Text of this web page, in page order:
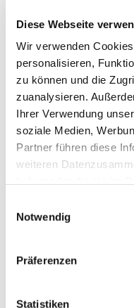
Diese Webseite
Wir verwenden
personalisieren,
zu können und die
zuanalysieren.
Ihrer Verwendung
soziale Medien,
Partner führen diese
weiteren
Impressum
Notwendig
Präferenzen
Statistiken
Hinweis an die
Inkl. 3er Weinprobe
kleinem Snackteller
Wir bitten um
Allergien/
berücksichtigt werden
Der Snackteller ist
auch eine
Sie dies bei der
Sprache: deutsch
Mit einer
Ausgenommen Tickets